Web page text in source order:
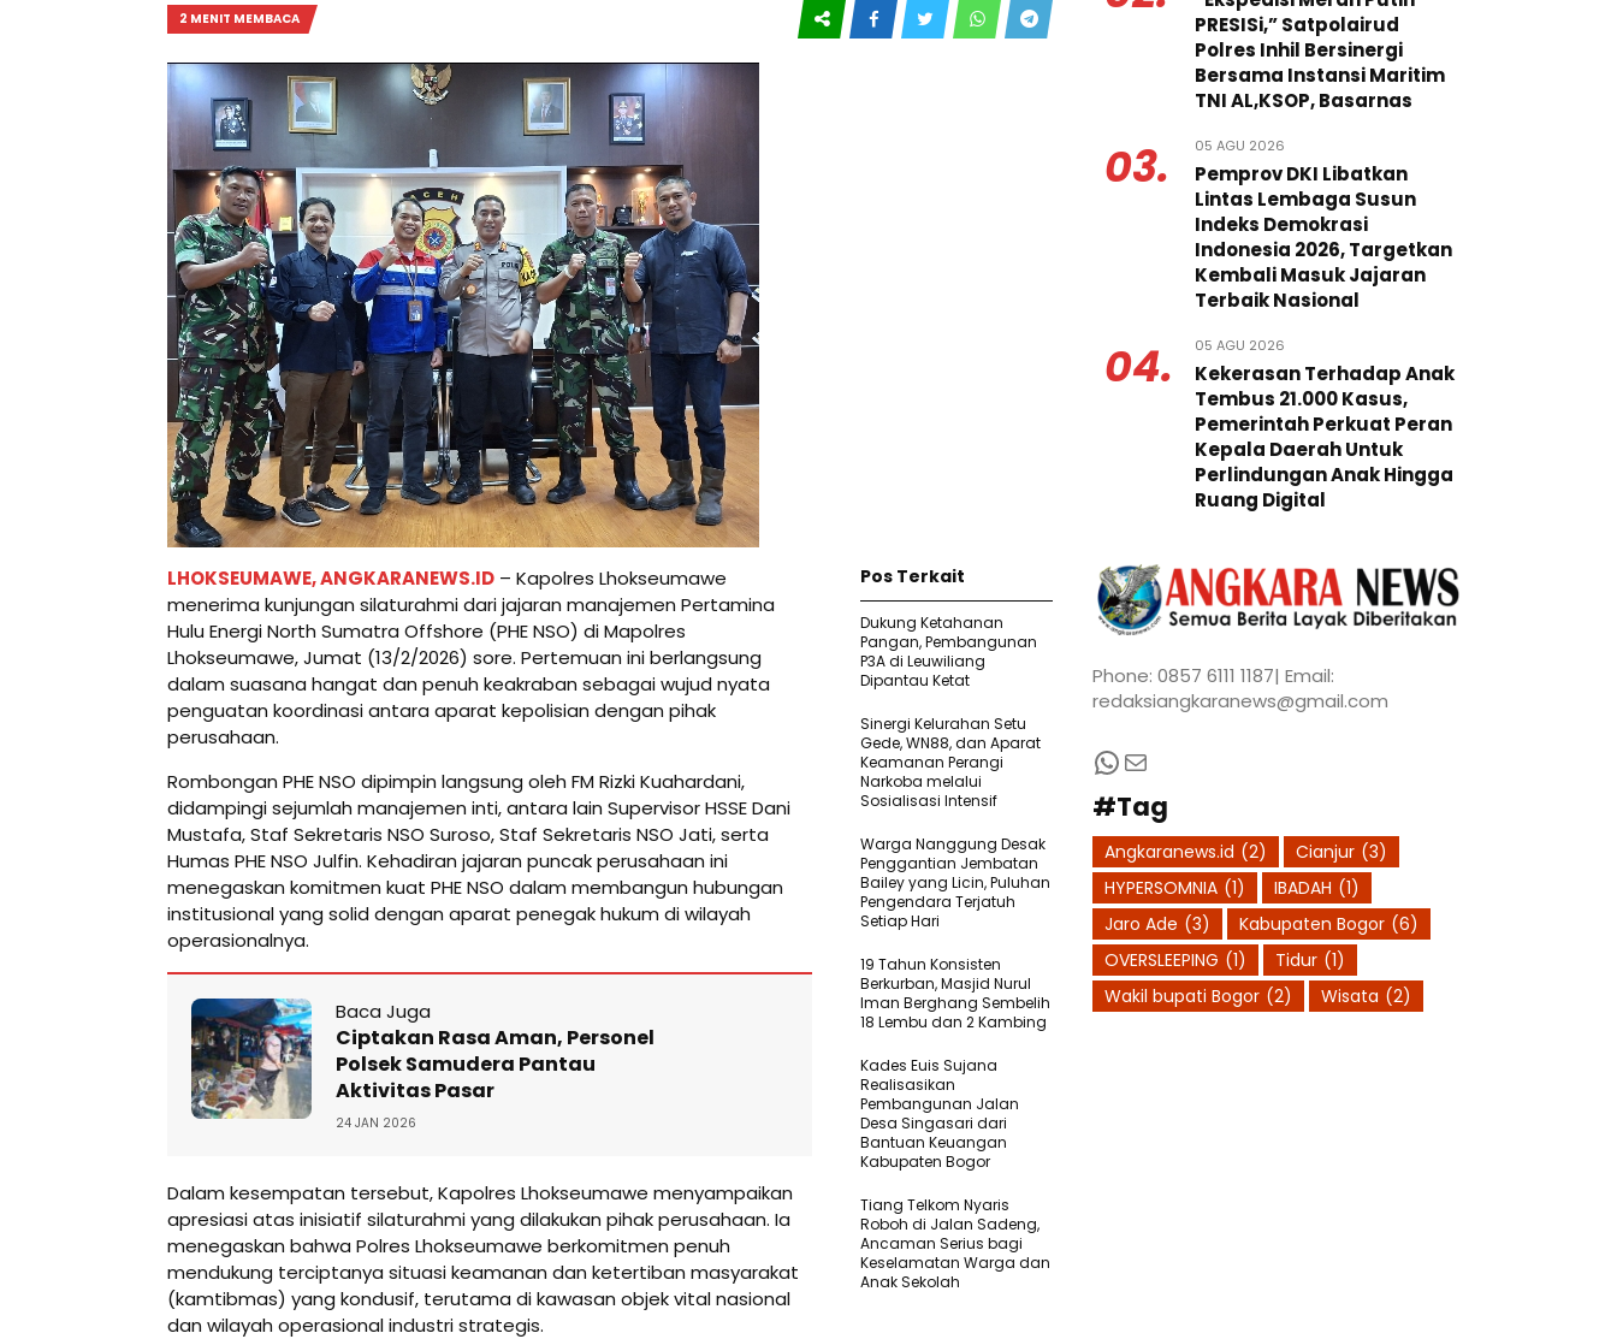
2 MENIT MEMBACA
LHOKSEUMAWE, ANGKARANEWS.ID – Kapolres Lhokseumawe
menerima kunjungan silaturahmi dari jajaran manajemen Pertamina
Hulu Energi North Sumatra Offshore (PHE NSO) di Mapolres
Lhokseumawe, Jumat (13/2/2026) sore. Pertemuan ini berlangsung
dalam suasana hangat dan penuh keakraban sebagai wujud nyata
penguatan koordinasi antara aparat kepolisian dengan pihak
perusahaan.
Rombongan PHE NSO dipimpin langsung oleh FM Rizki Kuahardani,
didampingi sejumlah manajemen inti, antara lain Supervisor HSSE Dani
Mustafa, Staf Sekretaris NSO Suroso, Staf Sekretaris NSO Jati, serta
Humas PHE NSO Julfin. Kehadiran jajaran puncak perusahaan ini
menegaskan komitmen kuat PHE NSO dalam membangun hubungan
institusional yang solid dengan aparat penegak hukum di wilayah
operasionalnya.
Baca Juga
Ciptakan Rasa Aman, Personel
Polsek Samudera Pantau
Aktivitas Pasar
24 JAN 2026
Dalam kesempatan tersebut, Kapolres Lhokseumawe menyampaikan
apresiasi atas inisiatif silaturahmi yang dilakukan pihak perusahaan. Ia
menegaskan bahwa Polres Lhokseumawe berkomitmen penuh
mendukung terciptanya situasi keamanan dan ketertiban masyarakat
(kamtibmas) yang kondusif, terutama di kawasan objek vital nasional
dan wilayah operasional industri strategis.
Pos Terkait
Dukung Ketahanan
Pangan, Pembangunan
P3A di Leuwiliang
Dipantau Ketat
Sinergi Kelurahan Setu
Gede, WN88, dan Aparat
Keamanan Perangi
Narkoba melalui
Sosialisasi Intensif
Warga Nanggung Desak
Penggantian Jembatan
Bailey yang Licin, Puluhan
Pengendara Terjatuh
Setiap Hari
19 Tahun Konsisten
Berkurban, Masjid Nurul
Iman Berghang Sembelih
18 Lembu dan 2 Kambing
Kades Euis Sujana
Realisasikan
Pembangunan Jalan
Desa Singasari dari
Bantuan Keuangan
Kabupaten Bogor
Tiang Telkom Nyaris
Roboh di Jalan Sadeng,
Ancaman Serius bagi
Keselamatan Warga dan
Anak Sekolah
PRESISi,” Satpolairud
Polres Inhil Bersinergi
Bersama Instansi Maritim
TNI AL,KSOP, Basarnas
03. 05 AGU 2026
Pemprov DKI Libatkan
Lintas Lembaga Susun
Indeks Demokrasi
Indonesia 2026, Targetkan
Kembali Masuk Jajaran
Terbaik Nasional
04. 05 AGU 2026
Kekerasan Terhadap Anak
Tembus 21.000 Kasus,
Pemerintah Perkuat Peran
Kepala Daerah Untuk
Perlindungan Anak Hingga
Ruang Digital
Phone: 0857 6111 1187| Email:
redaksiangkaranews@gmail.com
WhatsApp
Mail
#Tag
Angkaranews.id (2) Cianjur (3)
HYPERSOMNIA (1) IBADAH (1)
Jaro Ade (3) Kabupaten Bogor (6)
OVERSLEEPING (1) Tidur (1)
Wakil bupati Bogor (2) Wisata (2)